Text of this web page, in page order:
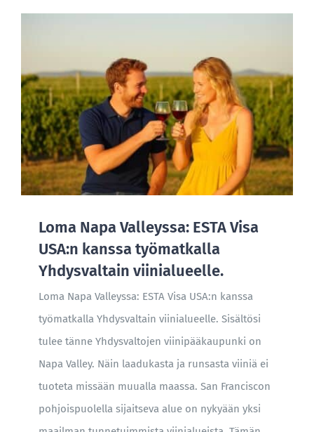
Loma Napa Valleyssa: ESTA Visa
USA:n kanssa työmatkalla
Yhdysvaltain viinialueelle.
Loma Napa Valleyssa: ESTA Visa USA:n kanssa
työmatkalla Yhdysvaltain viinialueelle. Sisältösi
tulee tänne Yhdysvaltojen viinipääkaupunki on
Napa Valley. Näin laadukasta ja runsasta viiniä ei
tuoteta missään muualla maassa. San Franciscon
pohjoispuolella sijaitseva alue on nykyään yksi